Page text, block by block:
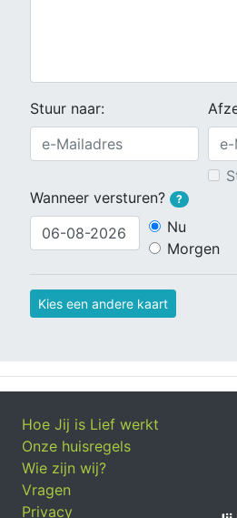
Stuur naar:
Wanneer versturen?
?
Nu
Morgen
Kies een andere kaart
Hoe Jij is Lief werkt
Onze huisregels
Wie zijn wij?
Vragen
Privacy